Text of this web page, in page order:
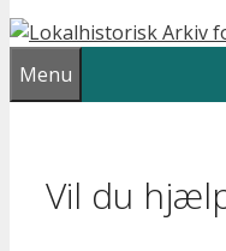
Menu
Vil du